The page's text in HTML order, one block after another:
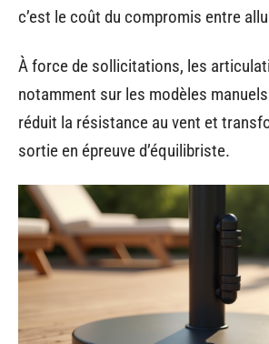
c’est le coût du compromis entre
À force de sollicitations, les
notamment sur les modèles
réduit la résistance au vent et
sortie en épreuve d’équilibriste.